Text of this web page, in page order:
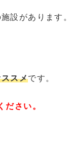
設があります。
スメです。
さい。